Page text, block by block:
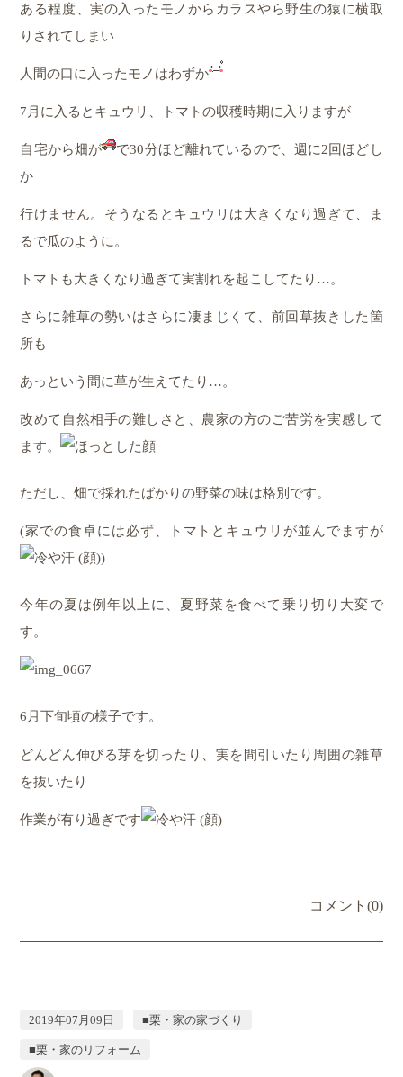
ある程度、実の入ったモノからカラスやら野生の猿に横取
りされてしまい
人間の口に入ったモノはわずか
7月に入るとキュウリ、トマトの収穫時期に入りますが
自宅から畑が
で30分ほど離れているので、週に2回ほどし
か
行けません。そうなるとキュウリは大きくなり過ぎて、ま
るで瓜のように。
トマトも大きくなり過ぎて実割れを起こしてたり…。
さらに雑草の勢いはさらに凄まじくて、前回草抜きした箇
所も
あっという間に草が生えてたり…。
改めて自然相手の難しさと、農家の方のご苦労を実感して
ます。
ただし、畑で採れたばかりの野菜の味は格別です。
(家での食卓には必ず、トマトとキュウリが並んでますが
)
今年の夏は例年以上に、夏野菜を食べて乗り切り大変で
す。
6月下旬頃の様子です。
どんどん伸びる芽を切ったり、実を間引いたり周囲の雑草
を抜いたり
作業が有り過ぎです
コメント(0)
2019年07月09日 ■栗・家の家づくり
■栗・家のリフォーム